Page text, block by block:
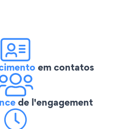
em contatos
de l'engagement